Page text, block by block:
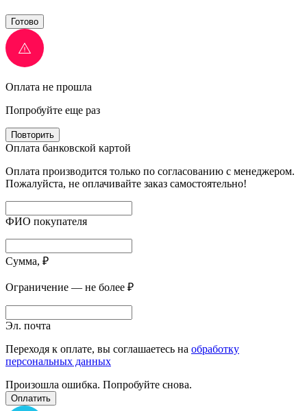
Готово
Оплата не прошла
Попробуйте еще раз
Повторить
Оплата банковской картой
Оплата производится только по согласованию с менеджером.
Пожалуйста, не оплачивайте заказ самостоятельно!
ФИО покупателя
Сумма, ₽
Ограничение — не более ₽
Эл. почта
Переходя к оплате, вы соглашаетесь на обработку
персональных данных
Произошла ошибка. Попробуйте снова.
Оплатить